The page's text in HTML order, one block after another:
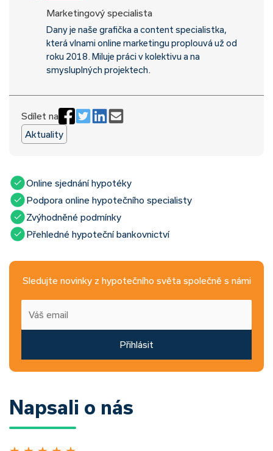
Marketingový specialista
Dany je naše grafička a content specialistka,
která vlnami online marketingu proplouvá už od
roku 2018. Miluje práci v kolektivu a na
smysluplných projektech.
Sdílet na
Aktuality
Online sjednání hypotéky
Podpora online hypotečního specialisty
Zvýhodněné podmínky
Přehledné hypoteční bankovnictví
Sledujte novinky z hypotečního světa společně s námi
Přihlásit
Napsali o nás